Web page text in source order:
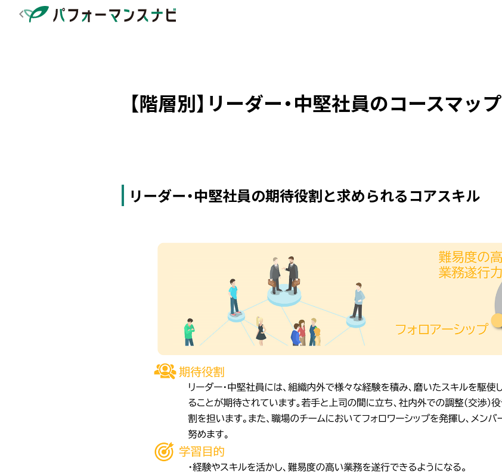
navigate_before
【階層別】リーダー・中堅社員のコースマップ
リーダー・中堅社員の期待役割と求められるコアスキル